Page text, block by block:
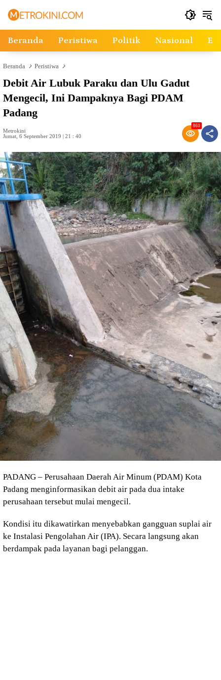
Beranda Peristiwa Politik Nasional
Beranda Peristiwa
Debit Air Lubuk Paraku dan Ulu Gadut
Mengecil, Ini Dampaknya Bagi PDAM
Padang
Metrokini
Jumat, 6 September 2019 | 21 : 40
860
PADANG – Perusahaan Daerah Air Minum (PDAM) Kota
Padang menginformasikan debit air pada dua intake
perusahaan tersebut mulai mengecil.
Kondisi itu dikawatirkan menyebabkan gangguan suplai air
ke Instalasi Pengolahan Air (IPA). Secara langsung akan
berdampak pada layanan bagi pelanggan.